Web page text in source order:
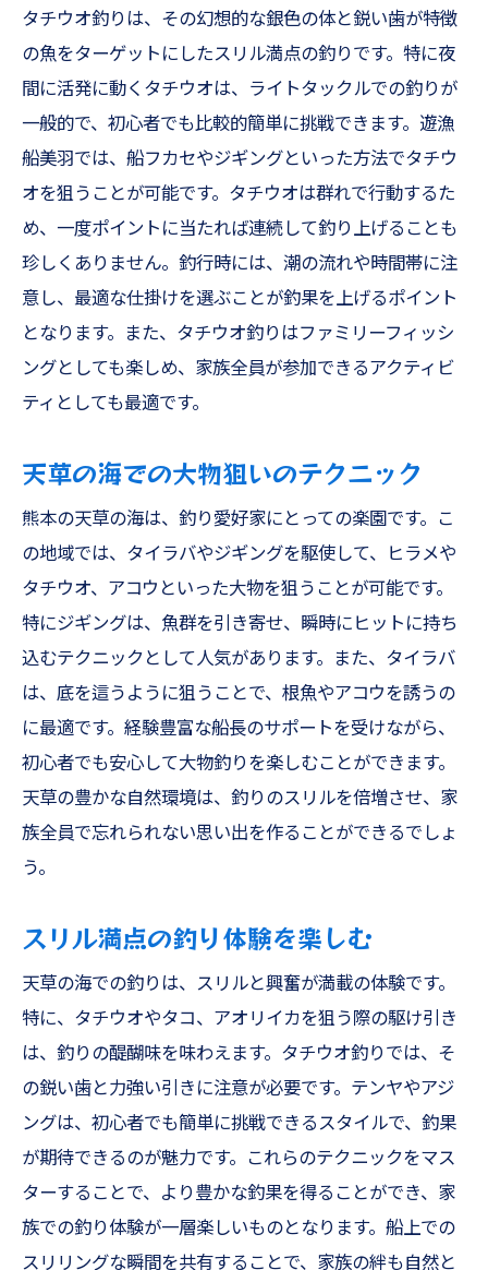
タチウオ釣りは、その幻想的な銀色の体と鋭い歯が特徴
の魚をターゲットにしたスリル満点の釣りです。特に夜
間に活発に動くタチウオは、ライトタックルでの釣りが
一般的で、初心者でも比較的簡単に挑戦できます。遊漁
船美羽では、船フカセやジギングといった方法でタチウ
オを狙うことが可能です。タチウオは群れで行動するた
め、一度ポイントに当たれば連続して釣り上げることも
珍しくありません。釣行時には、潮の流れや時間帯に注
意し、最適な仕掛けを選ぶことが釣果を上げるポイント
となります。また、タチウオ釣りはファミリーフィッシ
ングとしても楽しめ、家族全員が参加できるアクティビ
ティとしても最適です。
天草の海での大物狙いのテクニック
熊本の天草の海は、釣り愛好家にとっての楽園です。こ
の地域では、タイラバやジギングを駆使して、ヒラメや
タチウオ、アコウといった大物を狙うことが可能です。
特にジギングは、魚群を引き寄せ、瞬時にヒットに持ち
込むテクニックとして人気があります。また、タイラバ
は、底を這うように狙うことで、根魚やアコウを誘うの
に最適です。経験豊富な船長のサポートを受けながら、
初心者でも安心して大物釣りを楽しむことができます。
天草の豊かな自然環境は、釣りのスリルを倍増させ、家
族全員で忘れられない思い出を作ることができるでしょ
う。
スリル満点の釣り体験を楽しむ
天草の海での釣りは、スリルと興奮が満載の体験です。
特に、タチウオやタコ、アオリイカを狙う際の駆け引き
は、釣りの醍醐味を味わえます。タチウオ釣りでは、そ
の鋭い歯と力強い引きに注意が必要です。テンヤやアジ
ングは、初心者でも簡単に挑戦できるスタイルで、釣果
が期待できるのが魅力です。これらのテクニックをマス
ターすることで、より豊かな釣果を得ることができ、家
族での釣り体験が一層楽しいものとなります。船上での
スリリングな瞬間を共有することで、家族の絆も自然と